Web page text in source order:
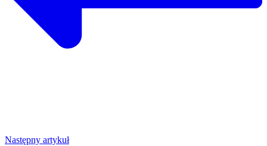
Następny artykuł